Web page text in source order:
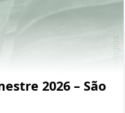
2026 – São